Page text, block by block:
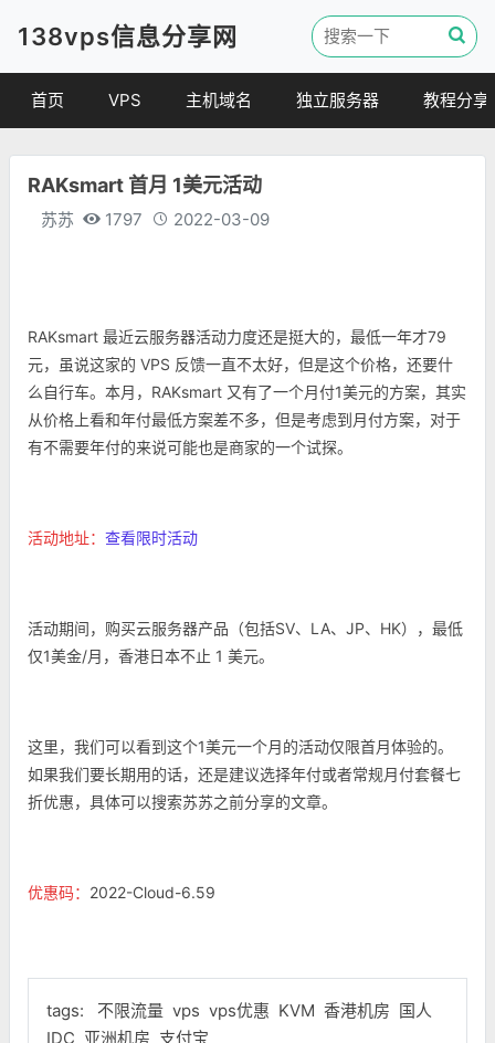
138vps信息分享网
首页 VPS
便宜VPS
VPS评测
主机域名
虚拟主机
独立服务器 教程分享
RAKsmart 首月 1美元活动
苏苏 1797 2022-03-09
RAKsmart 最近云服务器活动力度还是挺大的，最低一年才79
元，虽说这家的 VPS 反馈一直不太好，但是这个价格，还要什
么自行车。本月，RAKsmart 又有了一个月付1美元的方案，其实
从价格上看和年付最低方案差不多，但是考虑到月付方案，对于
有不需要年付的来说可能也是商家的一个试探。
活动地址： 查看限时活动
活动期间，购买云服务器产品（包括SV、LA、JP、HK），最低
仅1美金/月，香港日本不止 1 美元。
这里，我们可以看到这个1美元一个月的活动仅限首月体验的。
如果我们要长期用的话，还是建议选择年付或者常规月付套餐七
折优惠，具体可以搜索苏苏之前分享的文章。
优惠码： 2022-Cloud-6.59
tags: 不限流量 vps vps优惠 KVM 香港机房 国人
IDC 亚洲机房 支付宝